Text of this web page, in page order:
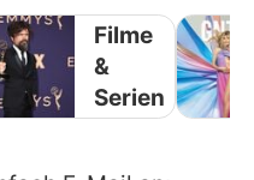
Filme
&
Serien